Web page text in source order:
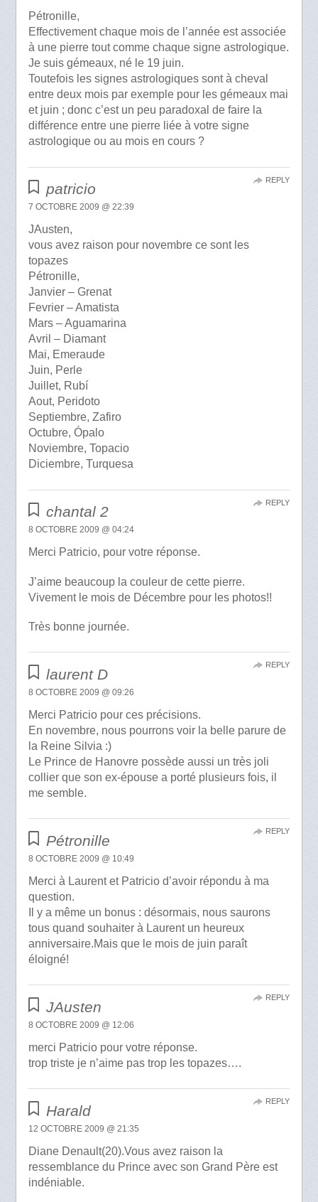
Pétronille,
Effectivement chaque mois de l’année est associée
à une pierre tout comme chaque signe astrologique.
Je suis gémeaux, né le 19 juin.
Toutefois les signes astrologiques sont à cheval
entre deux mois par exemple pour les gémeaux mai
et juin ; donc c’est un peu paradoxal de faire la
différence entre une pierre liée à votre signe
astrologique ou au mois en cours ?
patricio
7 OCTOBRE 2009 @ 22:39
JAusten,
vous avez raison pour novembre ce sont les
topazes
Pétronille,
Janvier – Grenat
Fevrier – Amatista
Mars – Aguamarina
Avril – Diamant
Mai, Emeraude
Juin, Perle
Juillet, Rubí
Aout, Peridoto
Septiembre, Zafiro
Octubre, Ópalo
Noviembre, Topacio
Diciembre, Turquesa
REPLY
chantal 2
8 OCTOBRE 2009 @ 04:24
Merci Patricio, pour votre réponse.
J’aime beaucoup la couleur de cette pierre.
Vivement le mois de Décembre pour les photos!!
Très bonne journée.
REPLY
laurent D
8 OCTOBRE 2009 @ 09:26
Merci Patricio pour ces précisions.
En novembre, nous pourrons voir la belle parure de
la Reine Silvia :)
Le Prince de Hanovre possède aussi un très joli
collier que son ex-épouse a porté plusieurs fois, il
me semble.
REPLY
Pétronille
8 OCTOBRE 2009 @ 10:49
Merci à Laurent et Patricio d’avoir répondu à ma
question.
Il y a même un bonus : désormais, nous saurons
tous quand souhaiter à Laurent un heureux
anniversaire.Mais que le mois de juin paraît
éloigné!
REPLY
JAusten
8 OCTOBRE 2009 @ 12:06
merci Patricio pour votre réponse.
trop triste je n’aime pas trop les topazes….
REPLY
Harald
12 OCTOBRE 2009 @ 21:35
Diane Denault(20).Vous avez raison la
ressemblance du Prince avec son Grand Père est
indéniable.
REPLY